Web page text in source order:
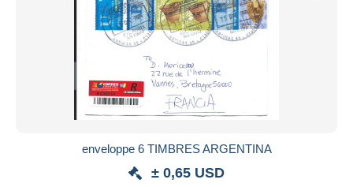
enveloppe 6 TIMBRES ARGENTINA
± 0,65 USD